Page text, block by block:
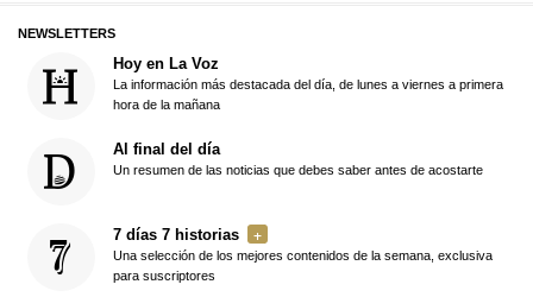
NEWSLETTERS
Hoy en La Voz
La información más destacada del día, de lunes a viernes a primera
hora de la mañana
Al final del día
Un resumen de las noticias que debes saber antes de acostarte
7 días 7 historias
Una selección de los mejores contenidos de la semana, exclusiva
para suscriptores